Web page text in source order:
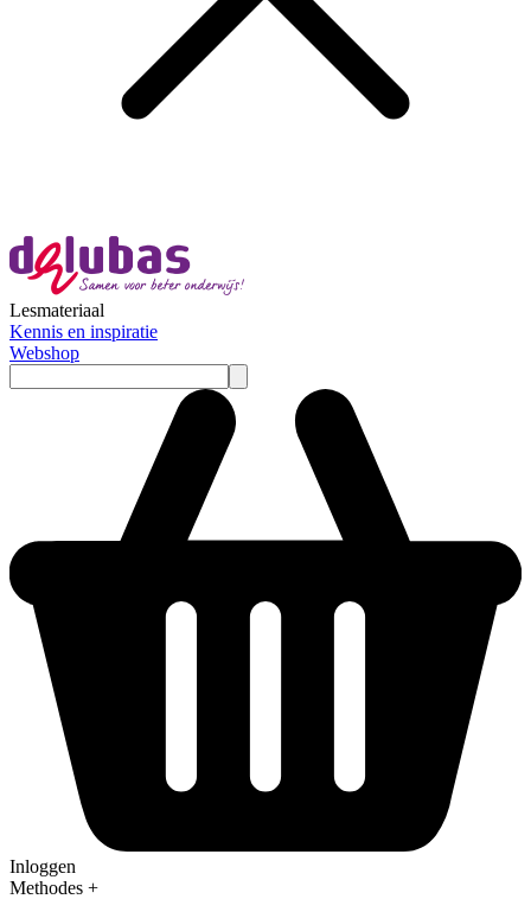
Lesmateriaal
Kennis en inspiratie
Webshop
Inloggen
Methodes +